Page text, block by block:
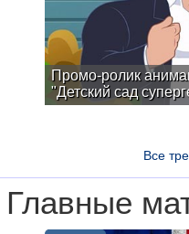
Промо-ролик
"Детский сад
Все
Главные